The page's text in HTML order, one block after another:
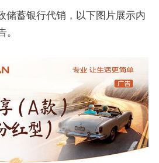
储蓄银行代销，以下图片展示内
。